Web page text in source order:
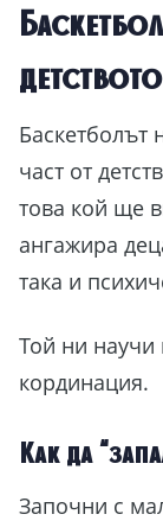
Баскетболът
част от
това кой ще
ангажира
така и
Той ни научи
кординация.
Как да
Започни с